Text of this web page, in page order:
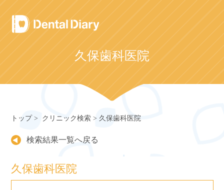
Skip
to
content
久保歯科医院
トップ クリニック検索 久保歯科医院
検索結果一覧へ戻る
久保歯科医院